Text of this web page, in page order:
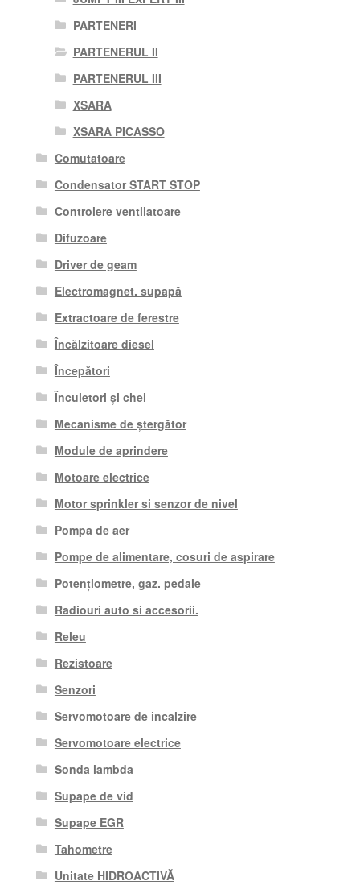
PARTENERI
PARTENERUL II
PARTENERUL III
XSARA
XSARA PICASSO
Comutatoare
Condensator START STOP
Controlere ventilatoare
Difuzoare
Driver de geam
Electromagnet. supapă
Extractoare de ferestre
Încălzitoare diesel
Începători
Încuietori și chei
Mecanisme de ștergător
Module de aprindere
Motoare electrice
Motor sprinkler si senzor de nivel
Pompa de aer
Pompe de alimentare, cosuri de aspirare
Potențiometre, gaz. pedale
Radiouri auto si accesorii.
Releu
Rezistoare
Senzori
Servomotoare de incalzire
Servomotoare electrice
Sonda lambda
Supape de vid
Supape EGR
Tahometre
Unitate HIDROACTIVĂ